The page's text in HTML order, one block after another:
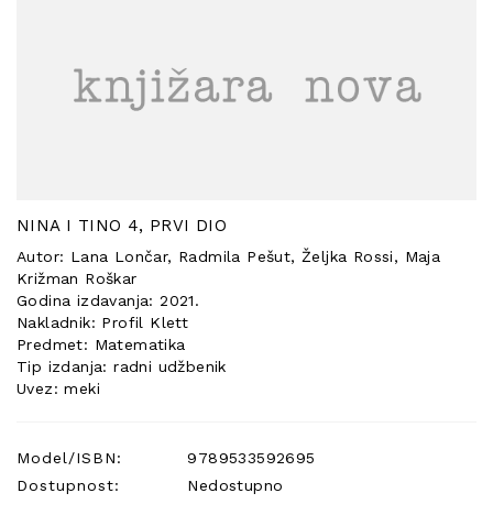
NINA I TINO 4, PRVI DIO
Autor: Lana Lončar, Radmila Pešut, Željka Rossi, Maja
Križman Roškar
Godina izdavanja: 2021.
Nakladnik: Profil Klett
Predmet: Matematika
Tip izdanja: radni udžbenik
Uvez: meki
Model/ISBN:
9789533592695
Dostupnost:
Nedostupno